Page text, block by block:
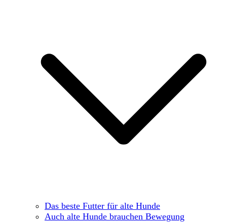
Das beste Futter für alte Hunde
Auch alte Hunde brauchen Bewegung